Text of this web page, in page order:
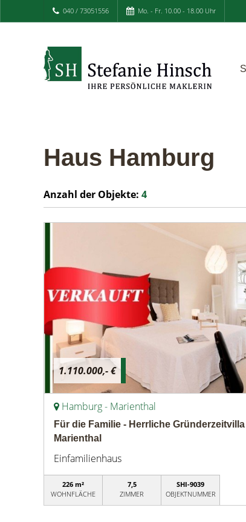
040 / 73051556 Mo. - Fr. 10.00 - 18.00 Uhr
Haus Hamburg
Anzahl der Objekte: 4
1.110.000,- €
Hamburg - Marienthal
Für die Familie - Herrliche
Marienthal
Einfamilienhaus
226 m²
WOHNFLÄCHE
7,5
ZIMMER
SHI-9039
OBJEKTNUMMER